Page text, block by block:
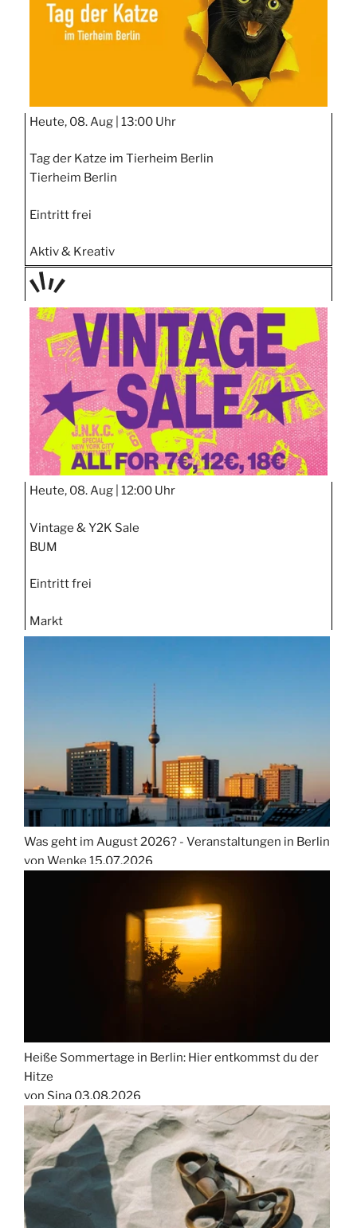
Heute, 08. Aug | 13:00 Uhr
Tag der Katze im Tierheim Berlin
Tierheim Berlin
Eintritt frei
Aktiv & Kreativ
TAGE
STIPP
Heute, 08. Aug | 12:00 Uhr
Vintage & Y2K Sale
BUM
Eintritt frei
Markt
Was geht im August 2026? - Veranstaltungen in Berlin
von Wenke 15.07.2026
Heiße Sommertage in Berlin: Hier entkommst du der
Hitze
von Sina 03.08.2026